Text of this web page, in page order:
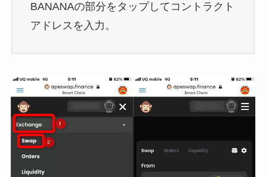
BANANAの部分をタップしてコントラクト
アドレスを入力。